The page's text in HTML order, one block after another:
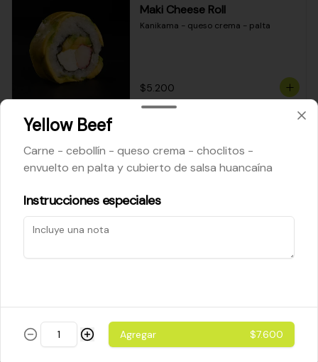
Maki Cheese Roll
Kanikama - queso crema - palta
$5.200
Queso crema - palta - cebollín
$5.200
$5.800
Yellow Beef
Carne - cebollín - queso crema - choclitos -
envuelto en palta y cubierto de salsa huancaína
Instrucciones especiales
Agregar $7.600